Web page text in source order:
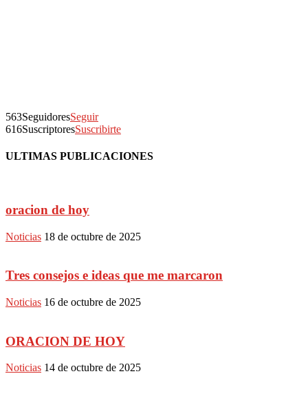
563SeguidoresSeguir
616SuscriptoresSuscribirte
ULTIMAS PUBLICACIONES
oracion de hoy
Noticias 18 de octubre de 2025
Tres consejos e ideas que me marcaron
Noticias 16 de octubre de 2025
ORACION DE HOY
Noticias 14 de octubre de 2025